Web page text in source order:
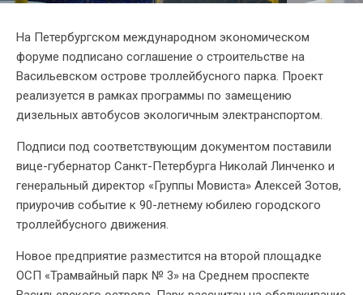
На Петербургском международном экономическом
форуме подписано соглашение о строительстве на
Васильевском острове троллейбусного парка. Проект
реализуется в рамках программы по замещению
дизельных автобусов экологичным электранспортом.
Подписи под соответствующим документом поставили
вице-губернатор Санкт-Петербурга Николай Линченко и
генеральный директор «Группы Мовиста» Алексей Зотов,
приурочив событие к 90-летнему юбилею городского
троллейбусного движения.
Новое предприятие разместится на второй площадке
ОСП «Трамвайный парк № 3» на Среднем проспекте